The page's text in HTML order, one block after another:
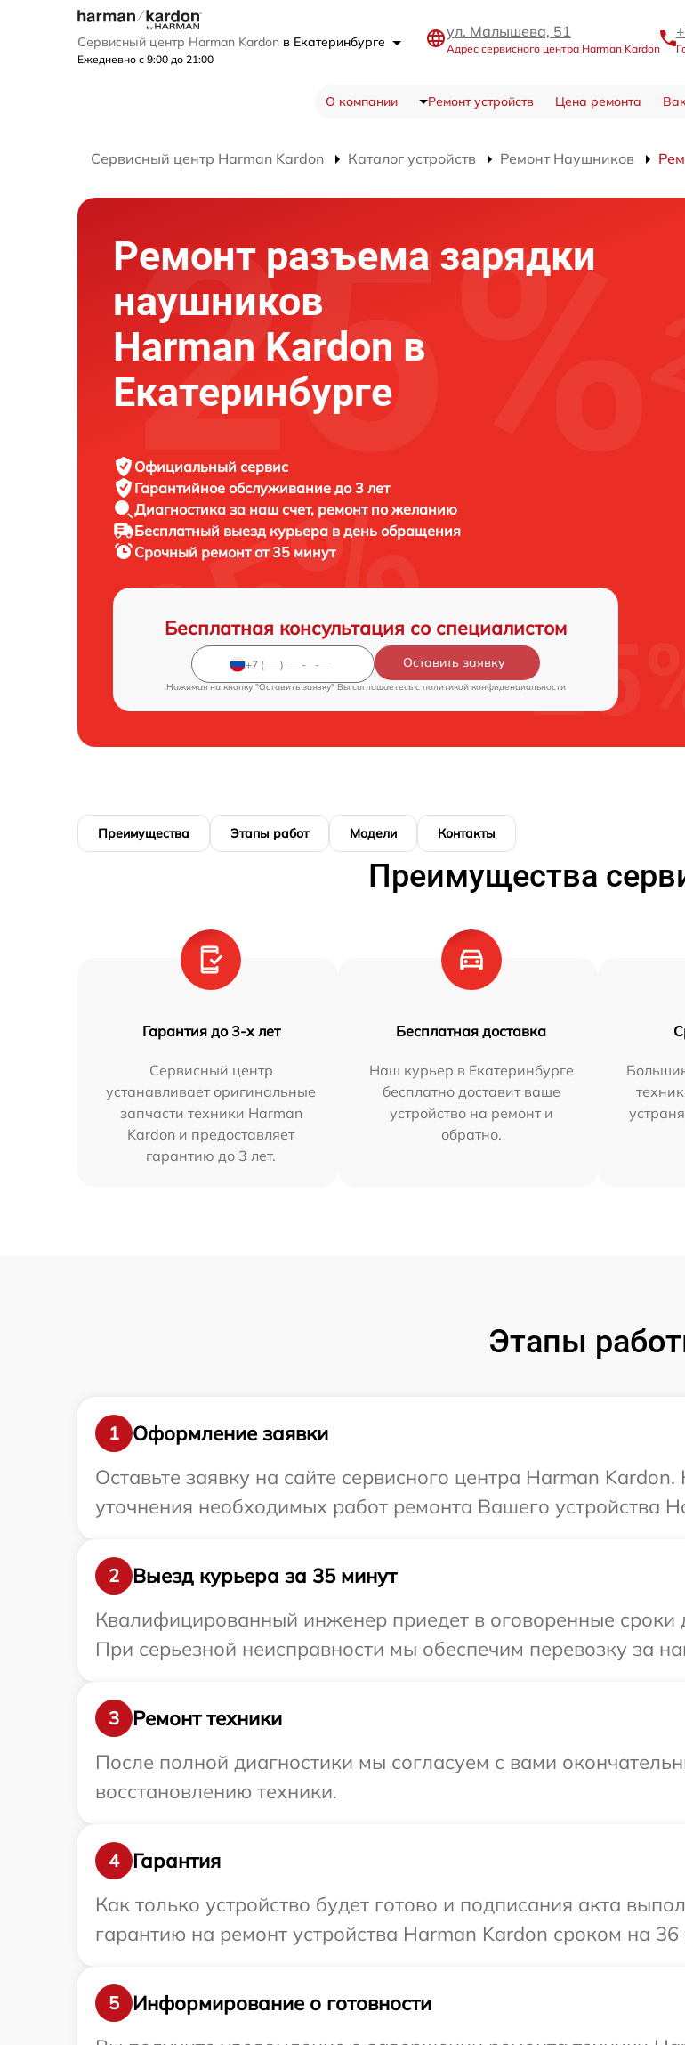
Сервисный центр Harman Kardon в Екатеринбурге
Ежедневно с 9:00 до 21:00
ул. Малышева, 51
Адрес сервисного центра Harman Kardon
О компании Ремонт устройств Цена ремонта
Сервисный центр Harman Kardon Каталог устройств Ремонт Наушников
Ремонт разъема зарядки
наушников
Harman Kardon в
Екатеринбурге
Официальный сервис
Гарантийное обслуживание до 3 лет
Диагностика за наш счет, ремонт по желанию
Бесплатный выезд курьера в день обращения
Срочный ремонтот 35 минут
Бесплатная консультация со специалистом
Оставить заявку
Нажимая на кнопку "Оставить заявку" Вы соглашаетесь c политикой конфиденциальности
Преимущества Этапы работ Модели Контакты
Преимущества
Гарантия до 3-х лет
Сервисный центр
устанавливает оригинальные
запчасти техники Harman
Kardon и предоставляет
гарантию до 3 лет.
Бесплатная доставка
Наш курьер в Екатеринбурге
бесплатно доставит ваше
устройство на ремонт и
обратно.
Этапы
1
Оформление заявки
Оставьте заявку на сайте сервисного центра Harman
уточнения необходимых работ ремонта Вашего устройства
2
Выезд курьера за 35 минут
Квалифицированный инженер приедет в оговоренные сроки
При серьезной неисправности мы обеспечим перевозку за
3
Ремонт техники
После полной диагностики мы согласуем с вами
восстановлению техники.
4
Гарантия
Как только устройство будет готово и подписания акта
гарантию на ремонт устройства Harman Kardon сроком на 36
5
Информирование о готовности